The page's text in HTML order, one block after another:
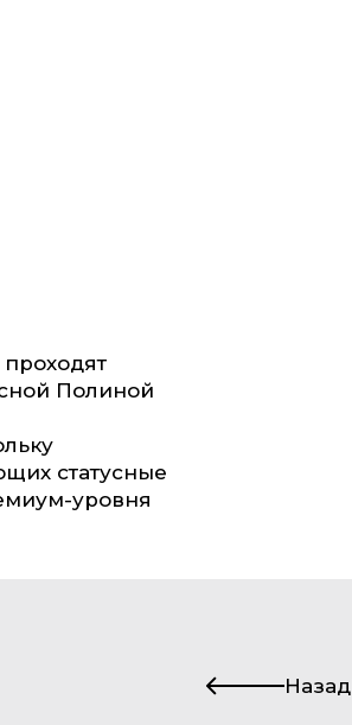
Полиной
статусные
уровня
Назад